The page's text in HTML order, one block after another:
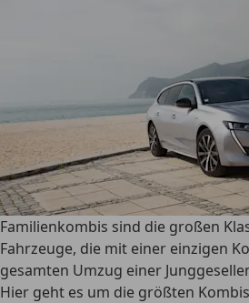
Familienkombis sind die großen
Fahrzeuge, die mit einer einzigen
gesamten Umzug einer
Hier geht es um die größten